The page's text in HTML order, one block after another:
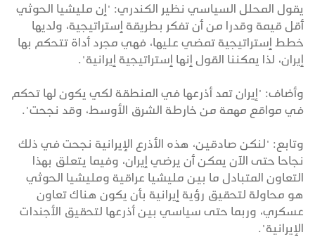
يقول المحلل السياسي نظير الكندري: "إن مليشيا الحوثي
أقل قيمة وقدرا من أن تفكر بطريقة إستراتيجية، ولديها
خطط إستراتيجية تمضي عليها، فهي مجرد أداة تتحكم بها
إيران، لذا يمكننا القول إنها إستراتيجية إيرانية".
وأضاف: "إيران تمد أذرعها في المنطقة لكي يكون لها تحكم
في مواقع مهمة من خارطة الشرق الأوسط، وقد نجحت".
وتابع: "لنكن صادقين، هذه الأذرع الإيرانية نجحت في ذلك
نجاحا حتى الآن يمكن أن يرضي إيران، وفيما يتعلق بهذا
التعاون المتبادل ما بين مليشيا عراقية ومليشيا الحوثي
هو محاولة لتحقيق رؤية إيرانية بأن يكون هناك تعاون
عسكري، وربما حتى سياسي بين أذرعها لتحقيق الأجندات
الإيرانية".